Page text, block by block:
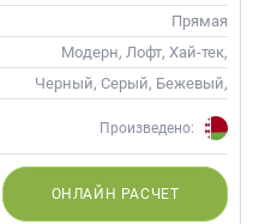
Alvic / УФ лак, Матовые, Эмаль
Прямая
Модерн, Лофт, Хай-тек,
Современные
Черный, Серый, Бежевый,
Слоновая кость, Кремовый,
Коричневый, Капучино
Произведено:
ОНЛАЙН РАСЧЕТ